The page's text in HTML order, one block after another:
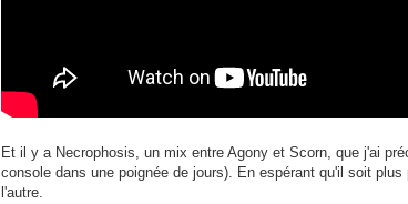
Et il y a Necrophosis, un mix entre Agony et Scorn, que j'ai
console dans une poignée de jours). En espérant qu'il soit plus
l'autre.